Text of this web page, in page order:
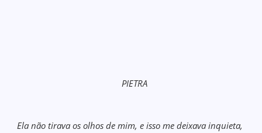
PIETRA
Ela não tirava os olhos de mim, e isso me deixava inquieta,